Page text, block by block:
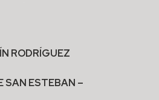
RODRÍGUEZ
SAN ESTEBAN –